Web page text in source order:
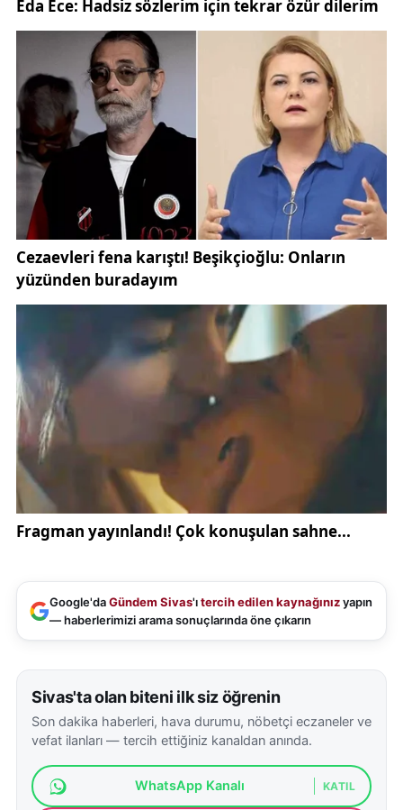
Google'daGündem Sivas'ıtercih edilen kaynağınızyapın
— haberlerimizi arama sonuçlarında öne çıkarın
Sivas'ta olan biteni ilk siz öğrenin
Son dakika haberleri, hava durumu, nöbetçi eczaneler ve
vefat ilanları — tercih ettiğiniz kanaldan anında.
WhatsApp Kanalı KATIL